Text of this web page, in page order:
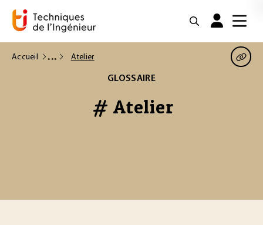
Accueil Atelier
GLOSSAIRE
# Atelier